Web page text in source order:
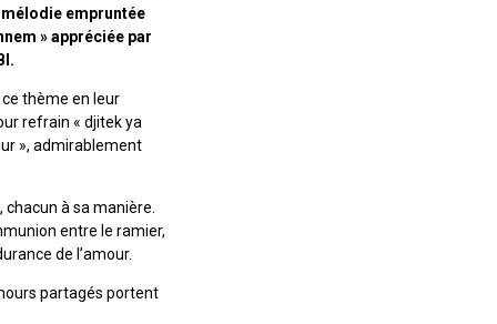
mélodie empruntée
» appréciée par
ce thème en leur
refrain « djitek ya
», admirablement
chacun à sa manière.
entre le ramier,
de l’amour.
partagés portent